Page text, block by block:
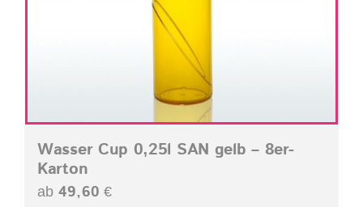
Wasser Cup 0,25l SAN gelb – 8er-
Karton
ab 49,60 €